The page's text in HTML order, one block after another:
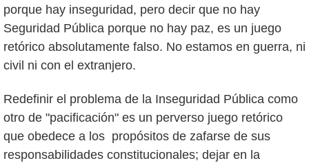
porque hay inseguridad, pero decir que no hay
Seguridad Pública porque no hay paz, es un juego
retórico absolutamente falso. No estamos en guerra, ni
civil ni con el extranjero.
Redefinir el problema de la Inseguridad Pública como
otro de "pacificación" es un perverso juego retórico
que obedece a los propósitos de zafarse de sus
responsabilidades constitucionales; dejar en la